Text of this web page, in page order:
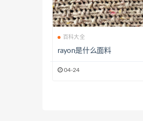
百科大全
rayon是什么面料
04-24